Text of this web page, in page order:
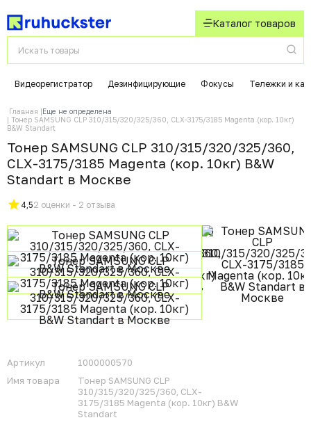
Каталог товаров
Видеорегистратор Дезинфицирующие Фокусы Тележки и
Главная
Еще не определена
Тонер SAMSUNG CLP 310/315/320/325/360, CLX-3175/3185 Magenta (кор. 10кг)
B&W Standart
Тонер SAMSUNG CLP 310/315/320/325/360,
CLX-3175/3185 Magenta (кор. 10кг) B&W
Standart в Москвe
4,52 оценки - 2 отзыва
Артикул
1000000570
Имя товара
Тонер SAMSUNG CLP
310/315/320/325/360, CLX-
3175/3185 Magenta (кор. 10кг) B&W
Standart